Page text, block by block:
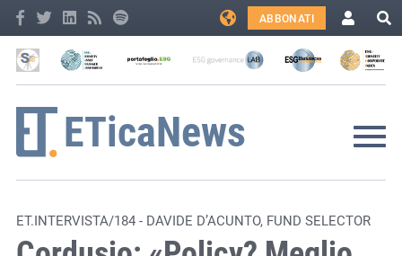
ABBONATI
ET.INTERVISTA/184 - DAVIDE D’ACUNTO, FUND SELECTOR